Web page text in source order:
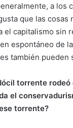
a los
que las cosas
el capitalismo sin
espontáneo de
también pueden
torrente rodeó
el
torrente?